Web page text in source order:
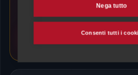
date, orari, carattere del tuo
residenza. Elaboreremo un
Compila il
Nega tutto
Consenti tutti i